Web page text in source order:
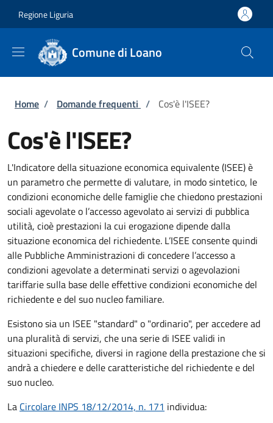
Regione Liguria
Comune di Loano
Briciole di pane
Home / Domande frequenti / Cos'è l'ISEE?
Cos'è l'ISEE?
L'Indicatore della situazione economica equivalente (ISEE) è
un parametro che permette di valutare, in modo sintetico, le
condizioni economiche delle famiglie che chiedono prestazioni
sociali agevolate o l’accesso agevolato ai servizi di pubblica
utilità, cioè prestazioni la cui erogazione dipende dalla
situazione economica del richiedente. L’ISEE consente quindi
alle Pubbliche Amministrazioni di concedere l’accesso a
condizioni agevolate a determinati servizi o agevolazioni
tariffarie sulla base delle effettive condizioni economiche del
richiedente e del suo nucleo familiare.
Esistono sia un ISEE "standard" o "ordinario", per accedere ad
una pluralità di servizi, che una serie di ISEE validi in
situazioni specifiche, diversi in ragione della prestazione che si
andrà a chiedere e delle caratteristiche del richiedente e del
suo nucleo.
La Circolare INPS 18/12/2014, n. 171 individua: